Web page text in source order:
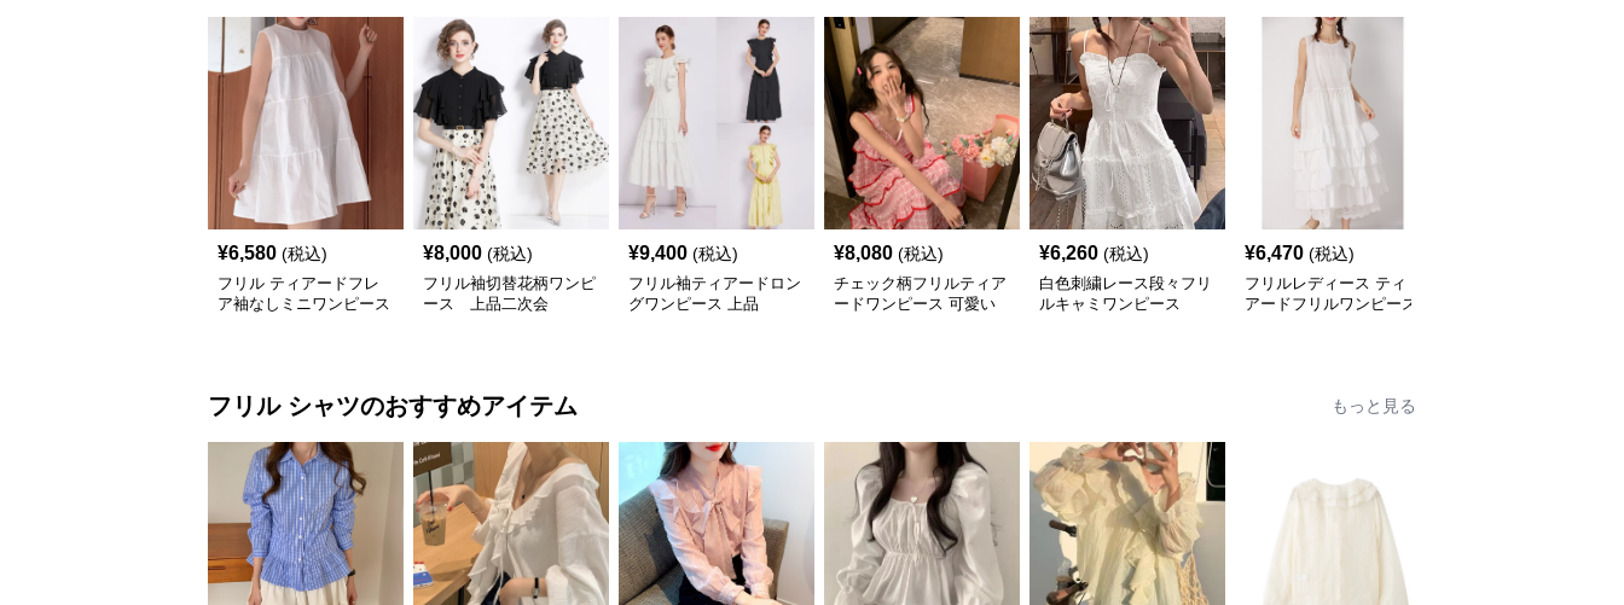
¥6,580 (税込)
フリル ティアードフレ
ア袖なしミニワンピース
¥8,000 (税込)
フリル袖切替花柄ワンピ
ース 上品二次会
¥9,400 (税込)
フリル袖ティアードロン
グワンピース 上品
¥8,080 (税込)
チェック柄フリルティア
ードワンピース 可愛い
¥6,260 (税込)
白色刺繍レース段々フリ
ルキャミワンピース
¥6,470 (税込)
フリルレディース ティ
アードフリルワンピース
フリル シャツのおすすめアイテム もっと見る